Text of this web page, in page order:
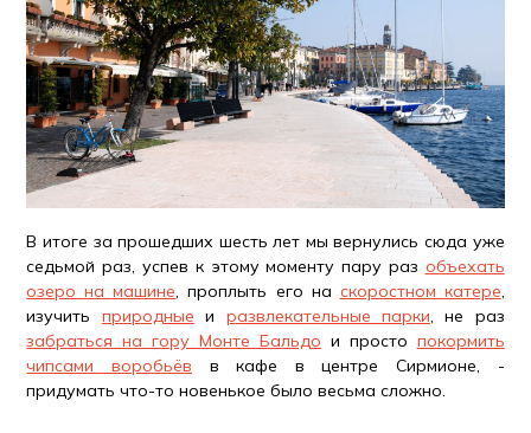
В итоге за прошедших шесть лет мы вернулись сюда уже
седьмой раз, успев к этому моменту пару раз объехать
озеро на машине, проплыть его на скоростном катере,
изучить природные и развлекательные парки, не раз
забраться на гору Монте Бальдо и просто покормить
чипсами воробьёв в кафе в центре Сирмионе, -
придумать что-то новенькое было весьма сложно.